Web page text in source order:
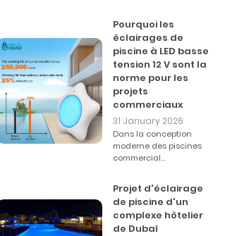
Pourquoi les
éclairages de
piscine à LED basse
tension 12 V sont la
norme pour les
projets
commerciaux
31 January 2026
Dans la conception
moderne des piscines
commercial...
Projet d'éclairage
de piscine d'un
complexe hôtelier
de Dubaï